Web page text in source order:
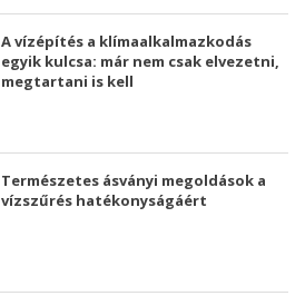
A vízépítés a klímaalkalmazkodás
egyik kulcsa: már nem csak elvezetni,
megtartani is kell
Természetes ásványi megoldások a
vízszűrés hatékonyságáért